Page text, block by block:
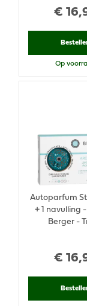
€ 16,
Op
€ 16,
Autoparfum
+ 1 navulling
Berger -